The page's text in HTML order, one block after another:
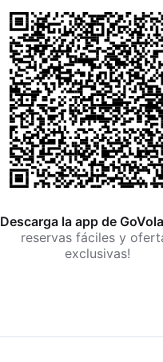
Descarga la app de GoVola
reservas fáciles y
exclusivas!